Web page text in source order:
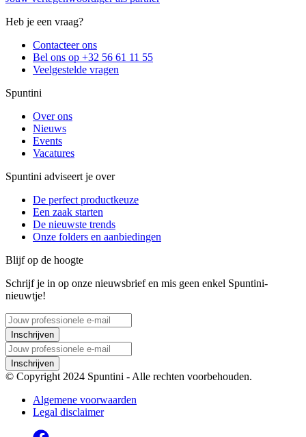
Heb je een vraag?
Contacteer ons
Bel ons op +32 56 61 11 55
Veelgestelde vragen
Spuntini
Over ons
Nieuws
Events
Vacatures
Spuntini adviseert je over
De perfect productkeuze
Een zaak starten
De nieuwste trends
Onze folders en aanbiedingen
Blijf op de hoogte
Schrijf je in op onze nieuwsbrief en mis geen enkel Spuntini-
nieuwtje!
Inschrijven
Inschrijven
© Copyright 2024 Spuntini - Alle rechten voorbehouden.
Algemene voorwaarden
Legal disclaimer